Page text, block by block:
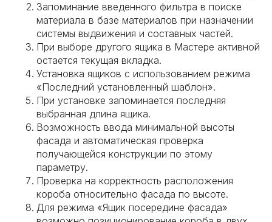
Запоминание введенного фильтра в поиске
материала в базе материалов при назначении
системы выдвижения и составных частей.
При выборе другого ящика в Мастере активной
остается текущая вкладка.
Установка ящиков с использованием режима
«Последний установленный шаблон».
При установке запоминается последняя
выбранная длина ящика.
Возможность ввода минимальной высоты
фасада и автоматическая проверка
получающейся конструкции по этому
параметру.
Проверка на корректность расположения
короба относительно фасада по высоте.
Для режима «Ящик посередине фасада»